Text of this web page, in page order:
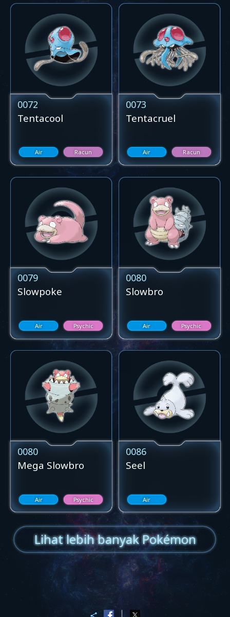
0072
Tentacool
Air Racun
0073
Tentacruel
Air Racun
0079
Slowpoke
Air Psychic
0080
Slowbro
Air Psychic
0080
Mega Slowbro
Air Psychic
0086
Seel
Air
Lihat lebih banyak Pokémon